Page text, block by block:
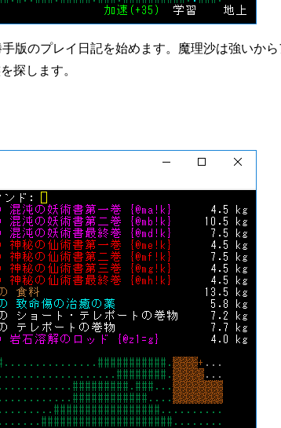
版のプレイ日記を始めます。魔理沙は強いか
探します。